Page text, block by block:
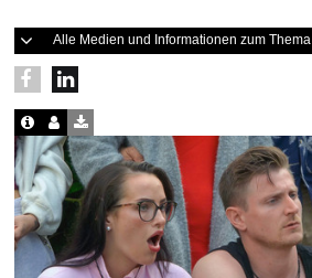
Alle Medien und Informationen zum Thema